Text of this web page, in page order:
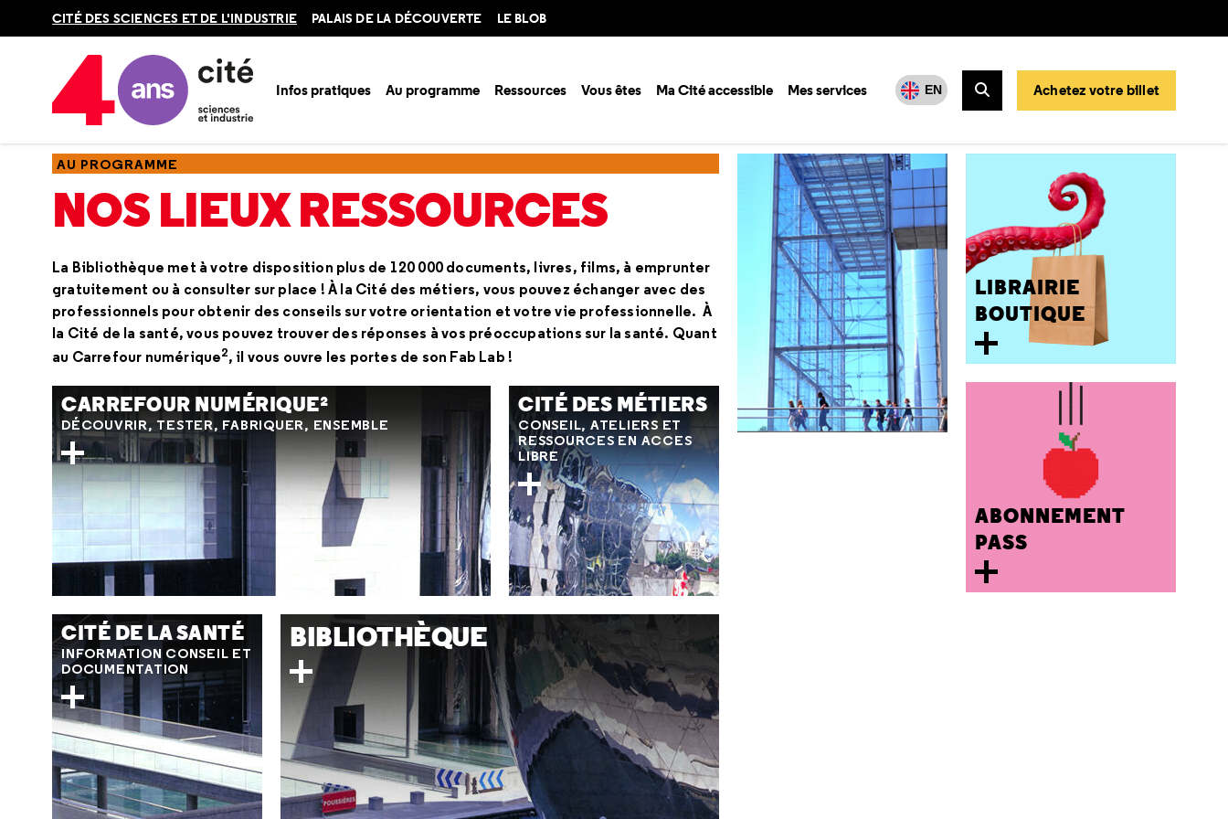
CITÉ DES SCIENCES ET DE L'INDUSTRIE PALAIS DE LA DÉCOUVERTE LE BLOB
Infos pratiques Au programme Ressources Vous êtes Ma Cité accessible Mes services EN
Rechercher
Achetez votre billet
Accueil Au programme
AU PROGRAMME
NOS LIEUX RESSOURCES
La Bibliothèque met à votre disposition plus de 120 000 documents, livres, films, à emprunter
gratuitement ou à consulter sur place ! À la Cité des métiers, vous pouvez échanger avec des
professionnels pour obtenir des conseils sur votre orientation et votre vie professionnelle. À
la Cité de la santé, vous pouvez trouver des réponses à vos préoccupations sur la santé. Quant
au Carrefour numérique2, il vous ouvre les portes de son Fab Lab !
CARREFOUR NUMÉRIQUE²
DÉCOUVRIR, TESTER, FABRIQUER, ENSEMBLE
CITÉ DES MÉTIERS
CONSEIL, ATELIERS ET
RESSOURCES EN ACCES
LIBRE
CITÉ DE LA SANTÉ
INFORMATION CONSEIL ET
DOCUMENTATION
BIBLIOTHÈQUE
LIBRAIRIE
BOUTIQUE
ABONNEMENT
PASS